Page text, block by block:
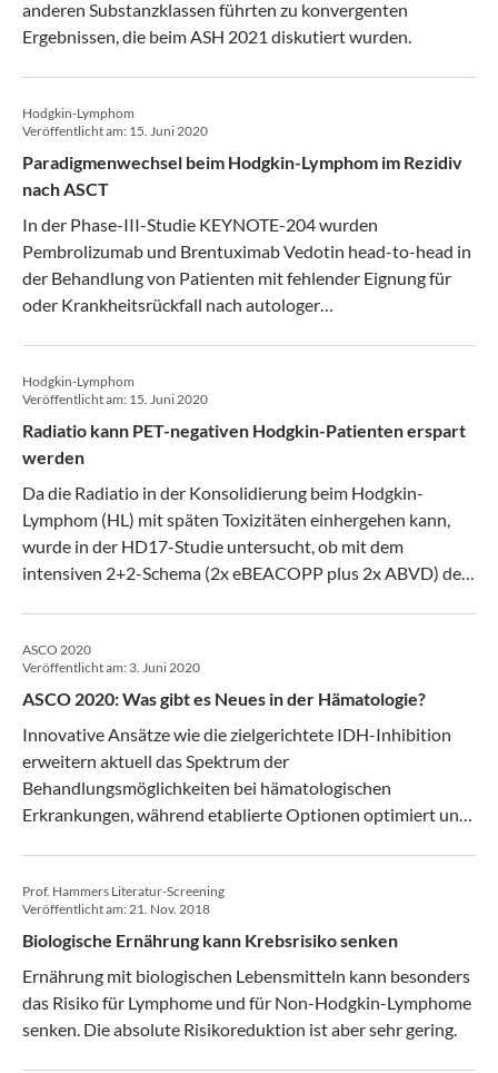
anderen Substanzklassen führten zu konvergenten
Ergebnissen, die beim ASH 2021 diskutiert wurden.
Hodgkin-Lymphom
Veröffentlicht am: 15. Juni 2020
Paradigmenwechsel beim Hodgkin-Lymphom im Rezidiv
nach ASCT
In der Phase-III-Studie KEYNOTE-204 wurden
Pembrolizumab und Brentuximab Vedotin head-to-head in
der Behandlung von Patienten mit fehlender Eignung für
oder Krankheitsrückfall nach autologer
Hodgkin-Lymphom
Veröffentlicht am: 15. Juni 2020
Radiatio kann PET-negativen Hodgkin-Patienten erspart
werden
Da die Radiatio in der Konsolidierung beim Hodgkin-
Lymphom (HL) mit späten Toxizitäten einhergehen kann,
wurde in der HD17-Studie untersucht, ob mit dem
intensiven 2+2-Schema (2x eBEACOPP plus 2x ABVD) der
vier Chemotherapiezyklen ausgespart werden könnte.
ASCO 2020
Veröffentlicht am: 3. Juni 2020
ASCO 2020: Was gibt es Neues in der Hämatologie?
Innovative Ansätze wie die zielgerichtete IDH-Inhibition
erweitern aktuell das Spektrum der
Behandlungsmöglichkeiten bei hämatologischen
Erkrankungen, während etablierte Optionen optimiert und
Prof. Hammers Literatur-Screening
Veröffentlicht am:21. Nov. 2018
Biologische Ernährung kann Krebsrisiko senken
Ernährung mit biologischen Lebensmitteln kann besonders
das Risiko für Lymphome und für Non-Hodgkin-Lymphome
senken. Die absolute Risikoreduktion ist aber sehr gering.